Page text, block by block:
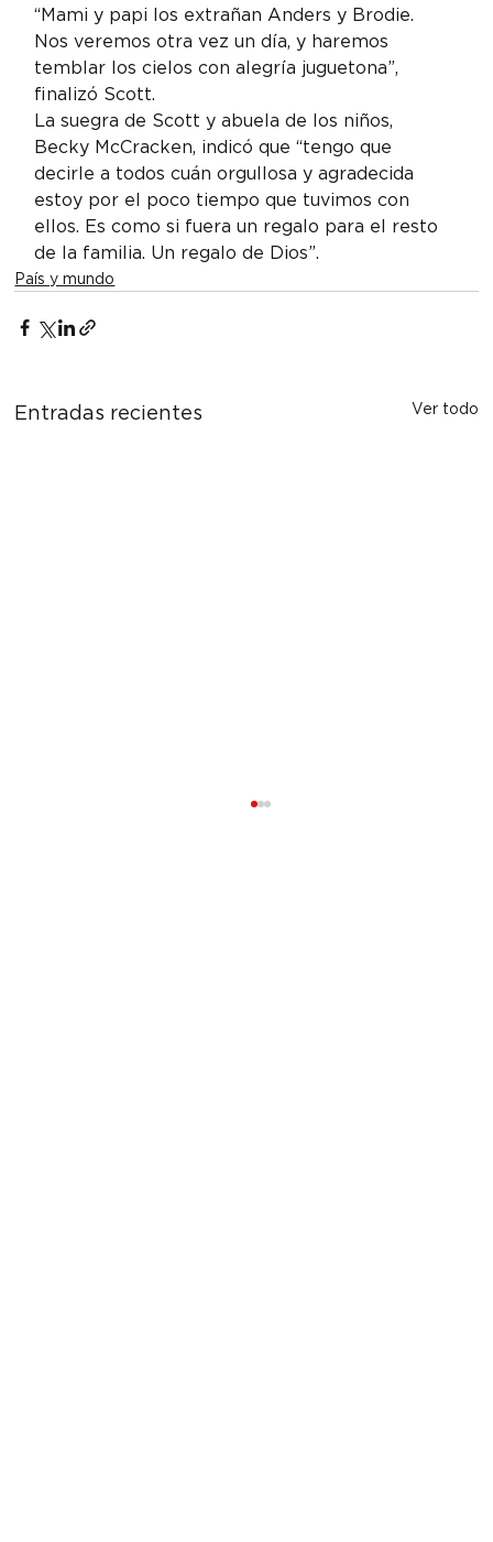
“Mami y papi los extrañan Anders y Brodie.
Nos veremos otra vez un día, y haremos
temblar los cielos con alegría juguetona”,
finalizó Scott.
La suegra de Scott y abuela de los niños,
Becky McCracken, indicó que “tengo que
decirle a todos cuán orgullosa y agradecida
estoy por el poco tiempo que tuvimos con
ellos. Es como si fuera un regalo para el resto
de la familia. Un regalo de Dios”.
País y mundo
Entradas recientes Ver todo